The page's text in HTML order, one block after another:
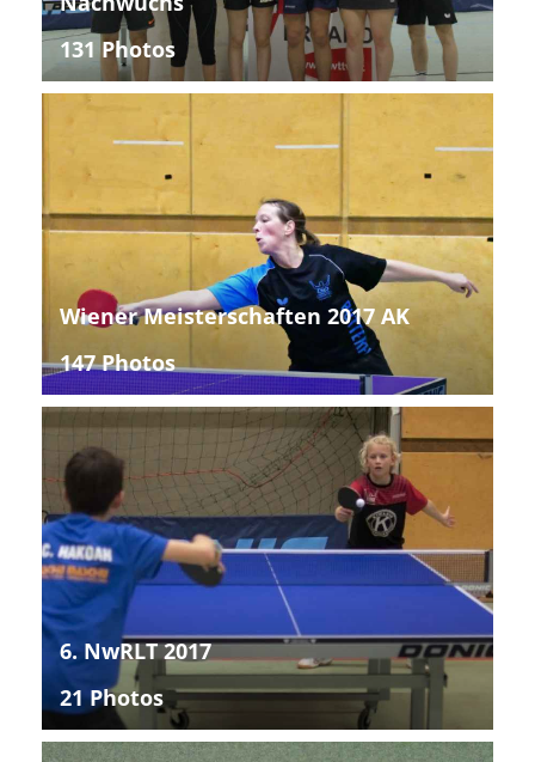
131 Photos
Wiener Meisterschaften 2017 AK
147 Photos
6. NwRLT 2017
21 Photos